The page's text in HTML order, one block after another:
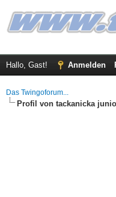
Hallo, Gast! Anmelden
Das Twingoforum...
Profil von tackanicka